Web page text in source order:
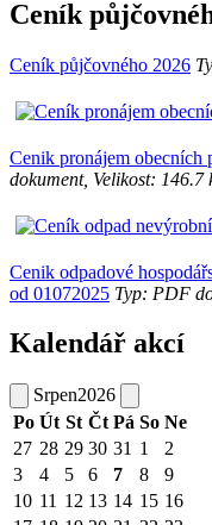
Ceník
Ceník půjčovného 2026
Cenik pronájem obecních
dokument, Velikost: 146.7
Cenik odpadové
od 01072025 Typ: PDF
Kalendář akcí
Srpen2026
Po Út St Čt Pá So Ne
27 28 29 30 31 1
2
3
4 5 6 7 8
9
10 11 12 13 14 15 16